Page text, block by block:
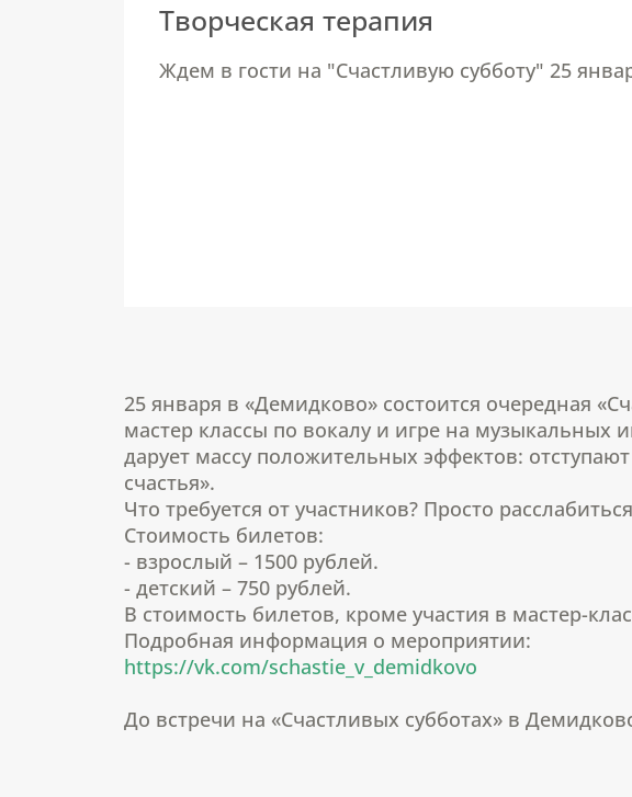
Творческая терапия
Ждем в гости на "Счастливую субботу" 25
25 января в «Демидково» состоится очередная
мастер классы по вокалу и игре на музыкальных
дарует массу положительных эффектов:
счастья».
Что требуется от участников? Просто
Стоимость билетов:
- взрослый – 1500 рублей.
- детский – 750 рублей.
В стоимость билетов, кроме участия в мастер-
Подробная информация о мероприятии:
https://vk.com/schastie_v_demidkovo
До встречи на «Счастливых субботах» в